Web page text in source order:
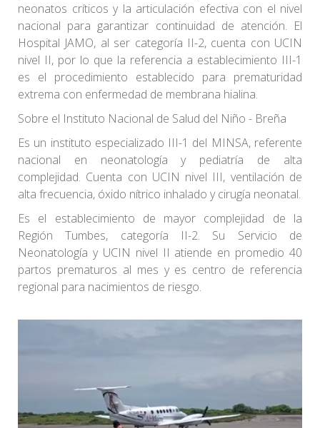
neonatos críticos y la articulación efectiva con el nivel
nacional para garantizar continuidad de atención. El
Hospital JAMO, al ser categoría II-2, cuenta con UCIN
nivel II, por lo que la referencia a establecimiento III-1
es el procedimiento establecido para prematuridad
extrema con enfermedad de membrana hialina.
Sobre el Instituto Nacional de Salud del Niño - Breña
Es un instituto especializado III-1 del MINSA, referente
nacional en neonatología y pediatría de alta
complejidad. Cuenta con UCIN nivel III, ventilación de
alta frecuencia, óxido nítrico inhalado y cirugía neonatal.
Es el establecimiento de mayor complejidad de la
Región Tumbes, categoría II-2. Su Servicio de
Neonatología y UCIN nivel II atiende en promedio 40
partos prematuros al mes y es centro de referencia
regional para nacimientos de riesgo.